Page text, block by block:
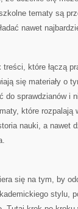
tematy są
nawet
treści, które łączą
się materiały o
do sprawdzianów i
które
nauki, a nawet
się na tym, by
stylu,